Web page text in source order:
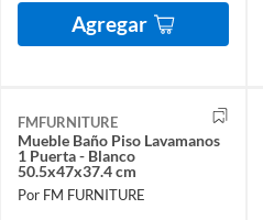
Agregar
FMFURNITURE
Mueble Baño Piso Lavamanos
1 Puerta - Blanco
50.5x47x37.4 cm
Por FM FURNITURE